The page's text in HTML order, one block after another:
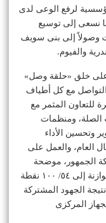
مؤسسية لرفع الوعى لدى
نسعى إلى توسيع
وصولاً إلى بنى سويف
والفيوم.
على خلق «حلقة وصل»
التواصل مع كل أطياف
للتعاون المثمر مع
الصلة، ومنظمات
وتحسين الأداء
العام، والعمل على
الجمهور، موضحة
ارتفاع المؤشر الفرعي للرقابة على الموازنة إلى ٥٤/ ١٠٠ نقطة
مقارنة بـ ٤٤/ ١٠٠ فى ٢٠٢١، نتيجة الجهود المشتركة
المركزى